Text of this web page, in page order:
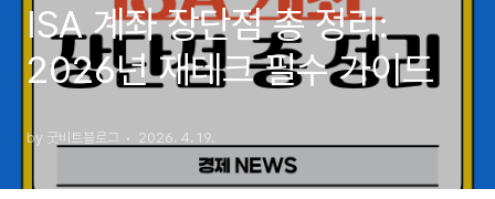
ISA 계좌 장단점 총 정리:
2026년 재테크 필수 가이드
by 굿비트블로그 2026. 4. 19.